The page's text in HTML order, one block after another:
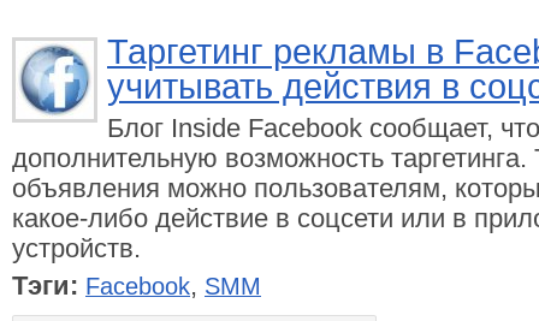
Таргетинг рекламы в
учитывать действия в
Блог Inside Facebook сообщает,
дополнительную возможность таргетинга.
объявления можно пользователям,
какое-либо действие в соцсети или в
устройств.
Тэги: Facebook, SMM